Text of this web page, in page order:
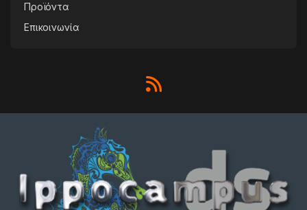
Προϊόντα
Επικοινωνία